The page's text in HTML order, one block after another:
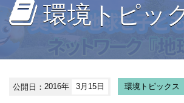
環境トピッ
公開日：2016年 3月15日 環境トピックス